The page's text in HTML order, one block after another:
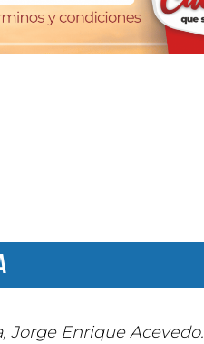
Jorge Enrique Acevedo.